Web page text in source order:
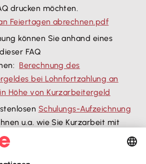
drucken möchten.
Feiertagen abrechnen.pdf
können Sie anhand eines
FAQ
Berechnung des
bei Lohnfortzahlung an
Höhe von Kurzarbeitergeld
Schulungs-Aufzeichnung
u.a. wie Sie Kurzarbeit mit
abrechnen.